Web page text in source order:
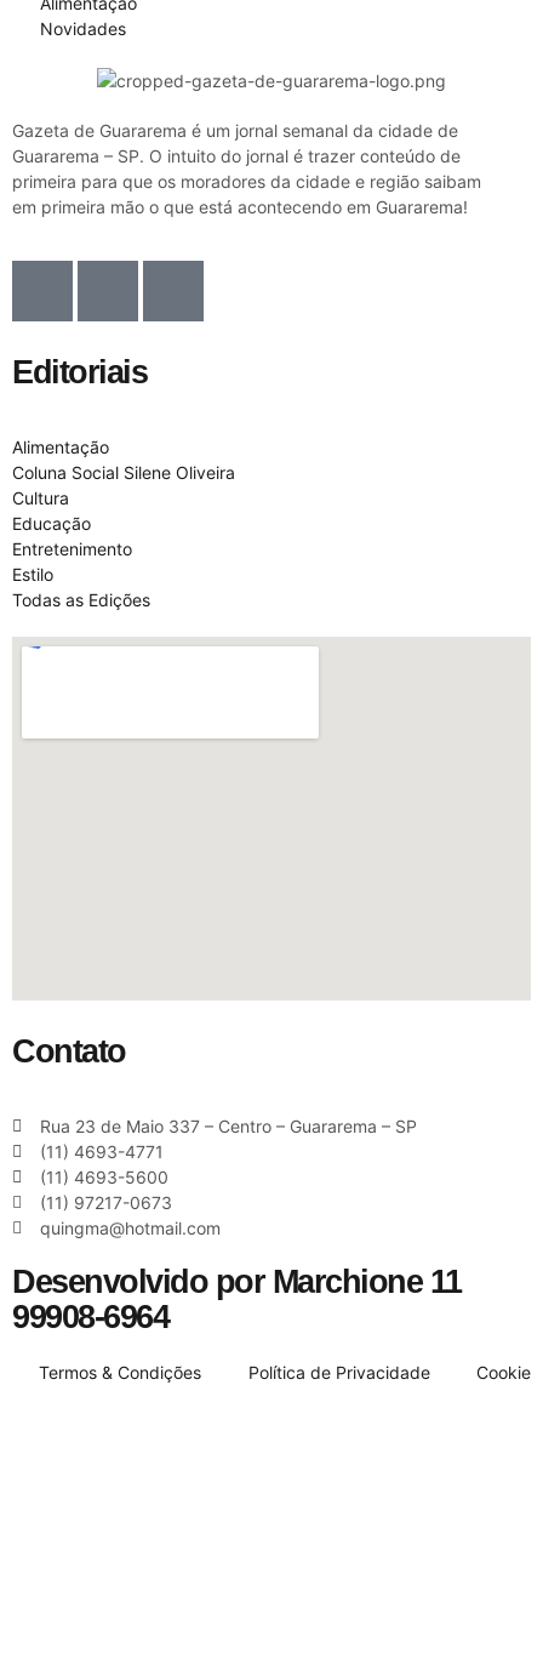
Novidades
Gazeta de Guararema é um jornal semanal da cidade de
Guararema – SP. O intuito do jornal é trazer conteúdo de
primeira para que os moradores da cidade e região saibam
em primeira mão o que está acontecendo em Guararema!
Editoriais
Alimentação
Coluna Social Silene Oliveira
Cultura
Educação
Entretenimento
Estilo
Todas as Edições
Contato
Rua 23 de Maio 337 – Centro – Guararema – SP
(11) 4693-4771
(11) 4693-5600
(11) 97217-0673
quingma@hotmail.com
Desenvolvido por Marchione 11
99908-6964
Termos & Condições Política de Privacidade Cookie